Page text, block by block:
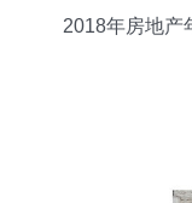
2018年房地产